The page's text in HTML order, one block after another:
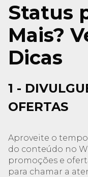
Status
Mais?
Dicas
1 -
OFERTAS
Aproveite o
do conteúdo no
promoções e
para chamar a